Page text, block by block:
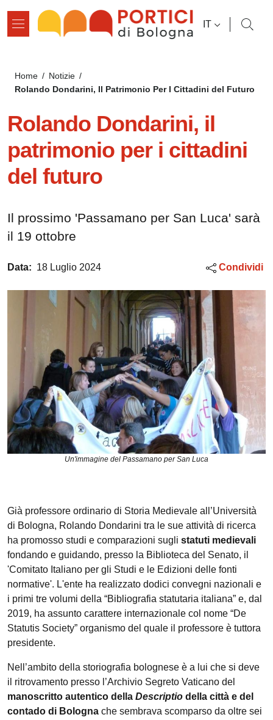
SELETTORE
IT
Briciole di pane
Home / Notizie /
Rolando Dondarini, Il Patrimonio Per I Cittadini del Futuro
Rolando Dondarini, il
patrimonio per i cittadini
del futuro
Il prossimo 'Passamano per San Luca' sarà
il 19 ottobre
Data: 18 Luglio 2024 Condividi
Già professore ordinario di Storia Medievale all’Università
di Bologna, Rolando Dondarini tra le sue attività di ricerca
ha promosso studi e comparazioni sugli statuti medievali
fondando e guidando, presso la Biblioteca del Senato, il
'Comitato Italiano per gli Studi e le Edizioni delle fonti
normative'. L'ente ha realizzato dodici convegni nazionali e
i primi tre volumi della “Bibliografia statutaria italiana” e, dal
2019, ha assunto carattere internazionale col nome “De
Statutis Society” organismo del quale il professore è tuttora
presidente.
Nell’ambito della storiografia bolognese è a lui che si deve
il ritrovamento presso l’Archivio Segreto Vaticano del
manoscritto autentico della Descriptio della città e del
contado di Bologna che sembrava scomparso da oltre sei
Un'immagine del Passamano per San Luca